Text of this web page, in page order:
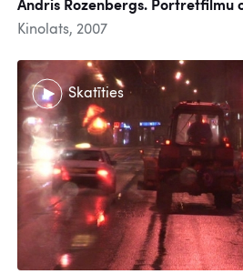
Andris Rozenbergs. Portretfilmu
Kinolats, 2007
Skatīties